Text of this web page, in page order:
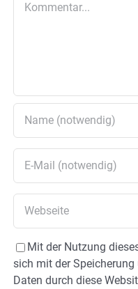
Mit der Nutzung
sich mit der
Daten durch diese